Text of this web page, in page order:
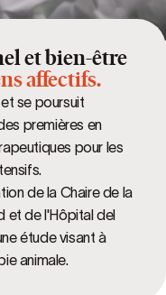
et bien-être
affectifs.
se poursuit
premières en
pour les
de la Chaire de la
et de l'Hôpital del
étude visant à
animale.